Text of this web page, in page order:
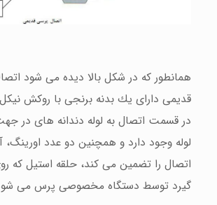
همانطور كه در شكل بالا دیده می شود
قدیمی دارای یك بدنه برنجی با روكش
در قسمت اتصال به لوله دندانه های
لوله وجود دارد و همچنین دو عدد اورینگ،
اتصال را تضمین می كند، حلقه استیل كه
گیرد توسط دستگاه مخصوصی پرس می